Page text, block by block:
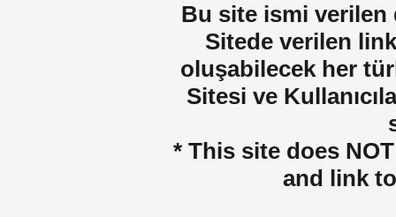
Bu site ismi verilen
Sitede verilen
oluşabilecek her
Sitesi ve
* This site does
and link